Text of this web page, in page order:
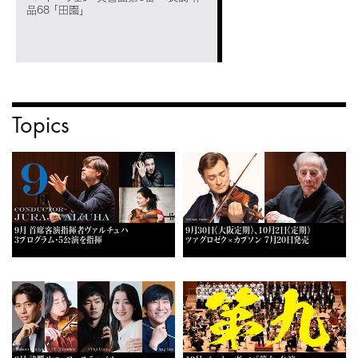
品68 「田園」
Topics
9月 首席客演指揮者ヴァルチュハ
3プログラム・5公演を指揮
9月30日《大阪定期》、10月2日《定期》
ツァグロゼク×カプソン 7月20日発売